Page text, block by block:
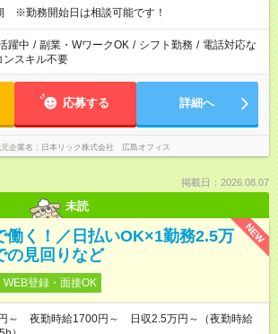
※勤務開始日は相談可能です！
躍中 / 副業・WワークOK / シフト勤務 / 電話対応な
ンスキル不要
応募する 詳細へ
企業名 日本リック株式会社 広島オフィス
掲載日：2026.08.07
未読
NEW
働く！／日払いOK×1勤務2.5万
の見回りなど
WEB登録・面接OK
～ 夜勤時給1700円～ 日収2.5万円～（夜勤時給